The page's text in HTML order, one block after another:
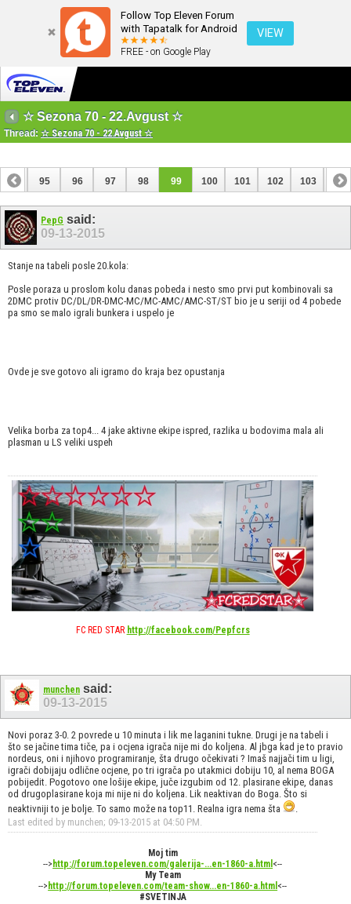
Follow Top Eleven Forum
with Tapatalk for Android
FREE - on Google Play
VIEW
☆ Sezona 70 - 22.Avgust ☆
Thread: ☆ Sezona 70 - 22.Avgust ☆
94 95 96 97 98 99 100 101 102 103 104
114
PepG said:
09-13-2015
Stanje na tabeli posle 20.kola:
Posle poraza u proslom kolu danas pobeda i nesto smo prvi put kombinovali sa
2DMC protiv DC/DL/DR-DMC-MC/MC-AMC/AMC-ST/ST bio je u seriji od 4 pobede
pa smo se malo igrali bunkera i uspelo je
Ovde je sve gotovo ali igramo do kraja bez opustanja
Velika borba za top4... 4 jake aktivne ekipe ispred, razlika u bodovima mala ali
plasman u LS veliki uspeh
FC RED STAR http://facebook.com/Pepfcrs
munchen said:
09-13-2015
Novi poraz 3-0. 2 povrede u 10 minuta i lik me laganini tukne. Drugi je na tabeli i
što se jačine tima tiče, pa i ocjena igrača nije mi do koljena. Al jbga kad je to pravio
nordeus, oni i njihovo programiranje, šta drugo očekivati ? Imaš najjači tim u ligi,
igrači dobijaju odlične ocjene, po tri igrača po utakmici dobiju 10, al nema BOGA
pobijedit. Pogotovo one lošije ekipe, juče izgubim od 12. plasirane ekipe, danas
od drugoplasirane koja mi nije ni do koljena. Lik neaktivan do Boga. Što si
neaktivniji to je bolje. To samo može na top11. Realna igra nema šta
Last edited by munchen; 09-13-2015 at 04:50 PM.
Moj tim
--> http://forum.topeleven.com/galerija-...en-1860-a.html <--
My Team
--> http://forum.topeleven.com/team-show...en-1860-a.html <--
#SVETINJA